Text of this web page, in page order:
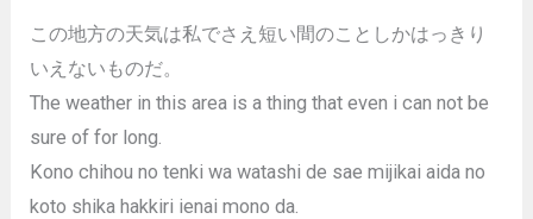
この地方の天気は私でさえ短い間のことしかはっきり
いえないものだ。
The weather in this area is a thing that even i can not be
sure of for long.
Kono chihou no tenki wa watashi de sae mijikai aida no
koto shika hakkiri ienai mono da.